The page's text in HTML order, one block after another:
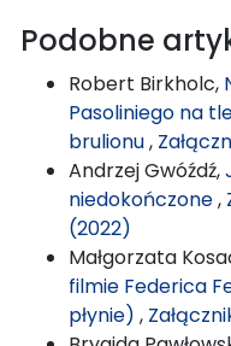
Podobne
Robert Birkholc,
Pasoliniego na
brulionu,
Andrzej Gwóźdź,
niedokończone,
(2022)
Małgorzata
filmie Federica
płynie) ,